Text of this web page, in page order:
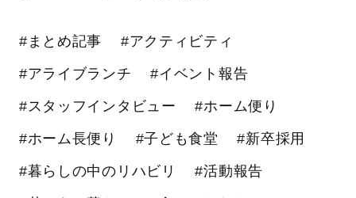
#まとめ記事 #アクティビティ
#アライブランチ #イベント報告
#スタッフインタビュー #ホーム便り
#ホーム長便り #子ども食堂 #新卒採用
#暮らしの中のリハビリ #活動報告